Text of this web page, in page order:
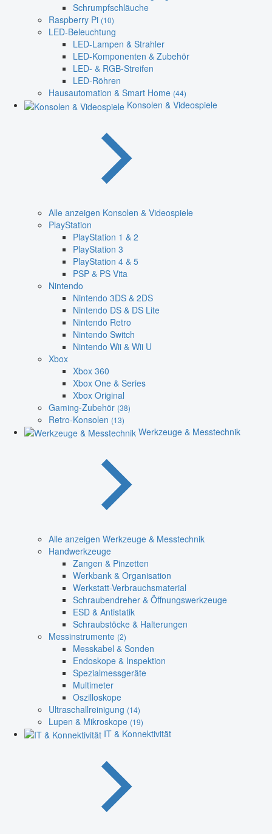
Schrumpfschläuche
Raspberry Pi (10)
LED-Beleuchtung
LED-Lampen & Strahler
LED-Komponenten & Zubehör
LED- & RGB-Streifen
LED-Röhren
Hausautomation & Smart Home (44)
Konsolen & Videospiele
Alle anzeigen Konsolen & Videospiele
PlayStation
PlayStation 1 & 2
PlayStation 3
PlayStation 4 & 5
PSP & PS Vita
Nintendo
Nintendo 3DS & 2DS
Nintendo DS & DS Lite
Nintendo Retro
Nintendo Switch
Nintendo Wii & Wii U
Xbox
Xbox 360
Xbox One & Series
Xbox Original
Gaming-Zubehör (38)
Retro-Konsolen (13)
Werkzeuge & Messtechnik
Alle anzeigen Werkzeuge & Messtechnik
Handwerkzeuge
Zangen & Pinzetten
Werkbank & Organisation
Werkstatt-Verbrauchsmaterial
Schraubendreher & Öffnungswerkzeuge
ESD & Antistatik
Schraubstöcke & Halterungen
Messinstrumente (2)
Messkabel & Sonden
Endoskope & Inspektion
Spezialmessgeräte
Multimeter
Oszilloskope
Ultraschallreinigung (14)
Lupen & Mikroskope (19)
IT & Konnektivität